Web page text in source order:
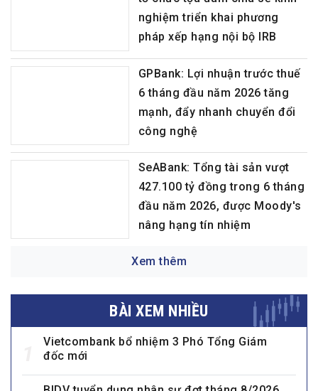
tổ chức tọa đàm chia sẻ kinh
nghiệm triển khai phương
pháp xếp hạng nội bộ IRB
GPBank: Lợi nhuận trước thuế
6 tháng đầu năm 2026 tăng
mạnh, đẩy nhanh chuyển đổi
công nghệ
SeABank: Tổng tài sản vượt
427.100 tỷ đồng trong 6 tháng
đầu năm 2026, được Moody's
nâng hạng tín nhiệm
BÀI XEM NHIỀU
Vietcombank bổ nhiệm 3 Phó Tổng Giám
đốc mới